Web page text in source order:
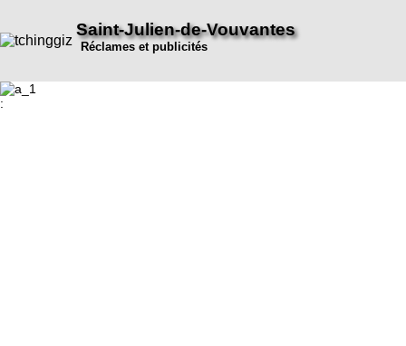
Saint-Julien-de-Vouvantes
Réclames et publicités
: